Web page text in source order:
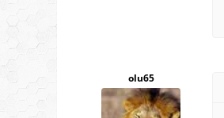
olu65